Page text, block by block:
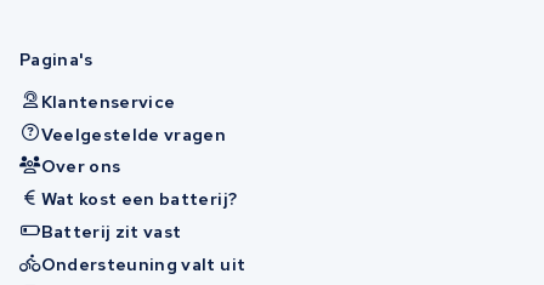
Pagina's
Klantenservice
Veelgestelde vragen
Over ons
Wat kost een batterij?
Batterij zit vast
Ondersteuning valt uit